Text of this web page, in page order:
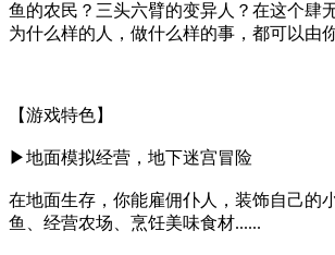
鱼的农民？三头六臂的变异人？在这个肆
为什么样的人，做什么样的事，都可以由
【游戏特色】
▶地面模拟经营，地下迷宫冒险
在地面生存，你能雇佣仆人，装饰自己的
鱼、经营农场、烹饪美味食材......